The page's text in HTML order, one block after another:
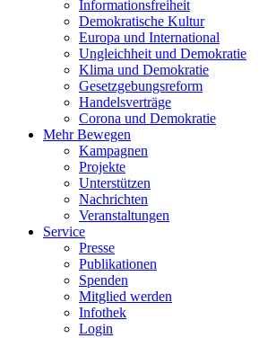
Informationsfreiheit
Demokratische Kultur
Europa und International
Ungleichheit und Demokratie
Klima und Demokratie
Gesetzgebungsreform
Handelsverträge
Corona und Demokratie
Mehr Bewegen
Kampagnen
Projekte
Unterstützen
Nachrichten
Veranstaltungen
Service
Presse
Publikationen
Spenden
Mitglied werden
Infothek
Login